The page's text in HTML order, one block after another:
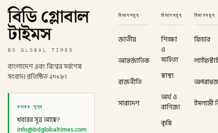
বিডি গ্লোবাল
টাইমস
BD GLOBAL TIMES
বাংলাদেশ এবং বিশ্বের সর্বশেষ
সংবাদ। প্রতিষ্ঠিত ২০১৮।
খবরের সূত্র
খবরের সূত্র আছে?
info@bdglobaltimes.com
বিভাগসমূহ
জাতীয়
আন্তর্জাতিক
রাজনীতি
সারাদেশ
বিভাগসমূহ
শিক্ষা
ও
সাহিত্য
স্বাস্থ্য
অর্থ ও
বাণিজ্য
কৃষি
বিভাগসমূহ
ফিচার
ইসলামী